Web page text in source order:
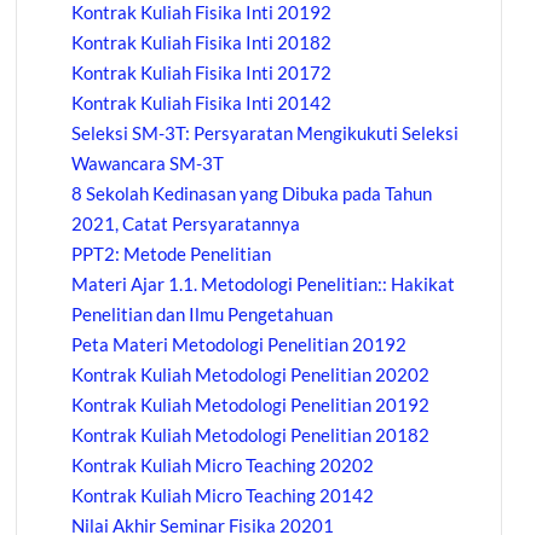
Kontrak Kuliah Fisika Inti 20192
Kontrak Kuliah Fisika Inti 20182
Kontrak Kuliah Fisika Inti 20172
Kontrak Kuliah Fisika Inti 20142
Seleksi SM-3T: Persyaratan Mengikukuti Seleksi
Wawancara SM-3T
8 Sekolah Kedinasan yang Dibuka pada Tahun
2021, Catat Persyaratannya
PPT2: Metode Penelitian
Materi Ajar 1.1. Metodologi Penelitian:: Hakikat
Penelitian dan Ilmu Pengetahuan
Peta Materi Metodologi Penelitian 20192
Kontrak Kuliah Metodologi Penelitian 20202
Kontrak Kuliah Metodologi Penelitian 20192
Kontrak Kuliah Metodologi Penelitian 20182
Kontrak Kuliah Micro Teaching 20202
Kontrak Kuliah Micro Teaching 20142
Nilai Akhir Seminar Fisika 20201